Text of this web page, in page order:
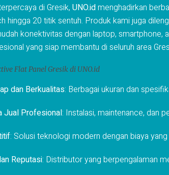
di Gresik, UNO.idmenghadirkan
hingga 20 titik sentuh. Produk kami juga
konektivitas dengan laptop, smartphone,
yang siap membantu di seluruh area
Flat Panel Gresik di UNO.id
dan Berkualitas: Berbagai ukuran dan
Jual Profesional: Instalasi, maintenance, dan
: Solusi teknologi modern dengan biaya
Reputasi: Distributor yang berpengalaman